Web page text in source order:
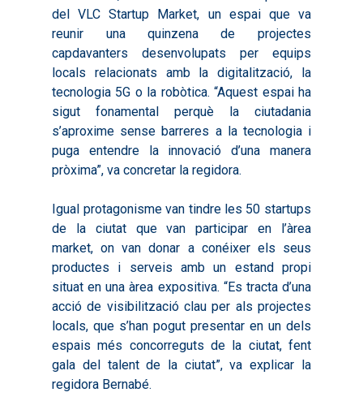
del VLC Startup Market, un espai que va
reunir una quinzena de projectes
capdavanters desenvolupats per equips
locals relacionats amb la digitalització, la
tecnologia 5G o la robòtica. “Aquest espai ha
sigut fonamental perquè la ciutadania
s’aproxime sense barreres a la tecnologia i
puga entendre la innovació d’una manera
pròxima”, va concretar la regidora.
Igual protagonisme van tindre les 50 startups
de la ciutat que van participar en l’àrea
market, on van donar a conéixer els seus
productes i serveis amb un estand propi
situat en una àrea expositiva. “Es tracta d’una
acció de visibilització clau per als projectes
locals, que s’han pogut presentar en un dels
espais més concorreguts de la ciutat, fent
gala del talent de la ciutat”, va explicar la
regidora Bernabé.
2020